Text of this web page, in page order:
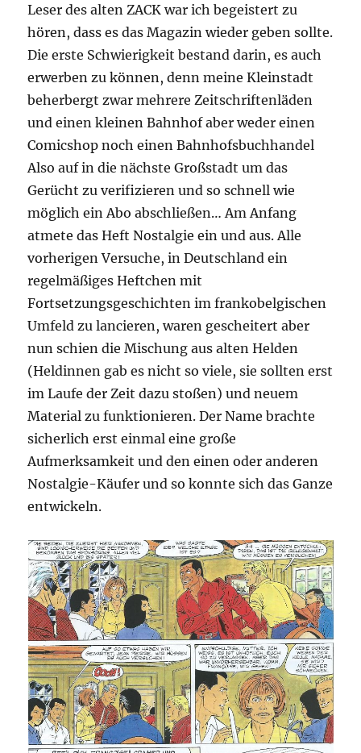
Leser des alten ZACK war ich begeistert zu
hören, dass es das Magazin wieder geben sollte.
Die erste Schwierigkeit bestand darin, es auch
erwerben zu können, denn meine Kleinstadt
beherbergt zwar mehrere Zeitschriftenläden
und einen kleinen Bahnhof aber weder einen
Comicshop noch einen Bahnhofsbuchhandel
Also auf in die nächste Großstadt um das
Gerücht zu verifizieren und so schnell wie
möglich ein Abo abschließen… Am Anfang
atmete das Heft Nostalgie ein und aus. Alle
vorherigen Versuche, in Deutschland ein
regelmäßiges Heftchen mit
Fortsetzungsgeschichten im frankobelgischen
Umfeld zu lancieren, waren gescheitert aber
nun schien die Mischung aus alten Helden
(Heldinnen gab es nicht so viele, sie sollten erst
im Laufe der Zeit dazu stoßen) und neuem
Material zu funktionieren. Der Name brachte
sicherlich erst einmal eine große
Aufmerksamkeit und den einen oder anderen
Nostalgie-Käufer und so konnte sich das Ganze
entwickeln.